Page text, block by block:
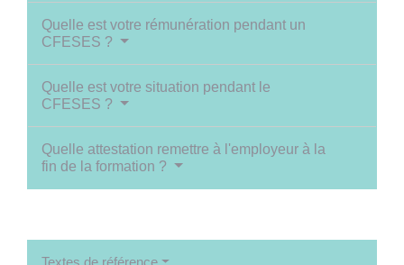
Quelle est votre rémunération pendant un
CFESES ?
Quelle est votre situation pendant le
CFESES ?
Quelle attestation remettre à l'employeur à la
fin de la formation ?